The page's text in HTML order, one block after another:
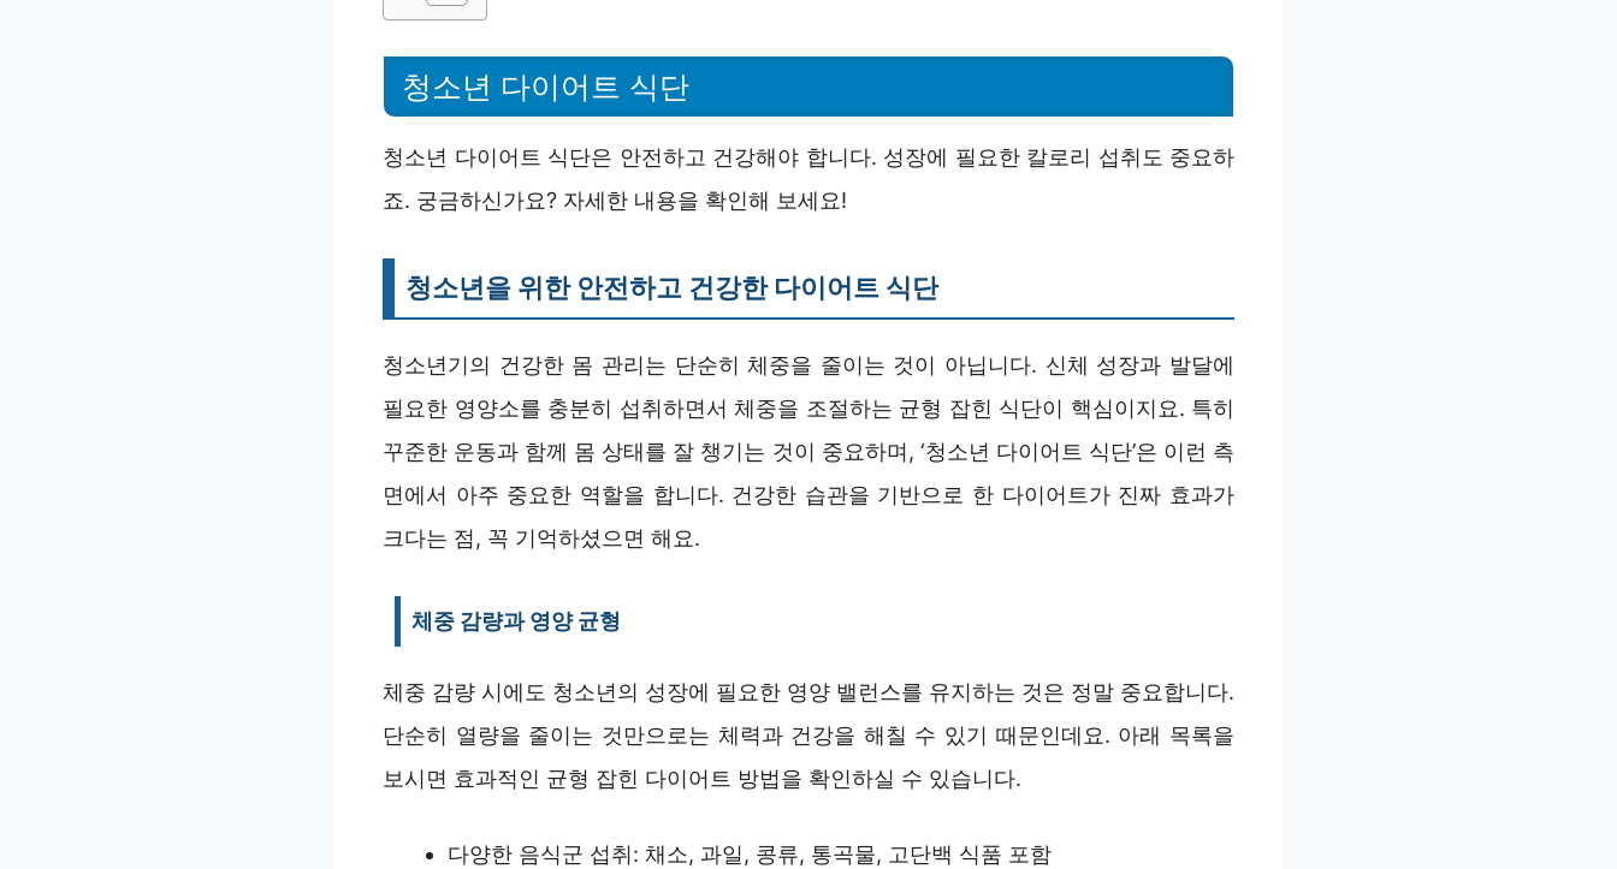
청소년 다이어트 식단
청소년 다이어트 식단은 안전하고 건강해야 합니다. 성장에 필요한 칼로리 섭취도 중요하
죠. 궁금하신가요? 자세한 내용을 확인해 보세요!
청소년을 위한 안전하고 건강한 다이어트 식단
청소년기의 건강한 몸 관리는 단순히 체중을 줄이는 것이 아닙니다. 신체 성장과 발달에
필요한 영양소를 충분히 섭취하면서 체중을 조절하는 균형 잡힌 식단이 핵심이지요. 특히
꾸준한 운동과 함께 몸 상태를 잘 챙기는 것이 중요하며, ‘청소년 다이어트 식단’은 이런 측
면에서 아주 중요한 역할을 합니다. 건강한 습관을 기반으로 한 다이어트가 진짜 효과가
크다는 점, 꼭 기억하셨으면 해요.
체중 감량과 영양 균형
체중 감량 시에도 청소년의 성장에 필요한 영양 밸런스를 유지하는 것은 정말 중요합니다.
단순히 열량을 줄이는 것만으로는 체력과 건강을 해칠 수 있기 때문인데요. 아래 목록을
보시면 효과적인 균형 잡힌 다이어트 방법을 확인하실 수 있습니다.
다양한 음식군 섭취: 채소, 과일, 콩류, 통곡물, 고단백 식품 포함